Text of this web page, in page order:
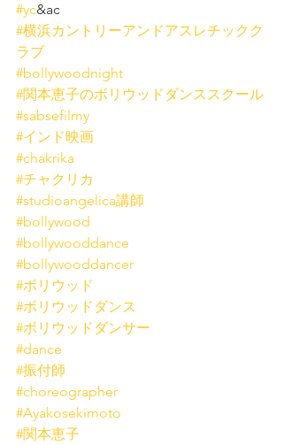
#yc&ac
#横浜カントリーアンドアスレチックク
ラブ
#bollywoodnight
#関本恵子のボリウッドダンススクール
#sabsefilmy
#インド映画
#chakrika
#チャクリカ
#studioangelica講師
#bollywood
#bollywooddance
#bollywooddancer
#ボリウッド
#ボリウッドダンス
#ボリウッドダンサー
#dance
#振付師
#choreographer
#Ayakosekimoto
#関本恵子